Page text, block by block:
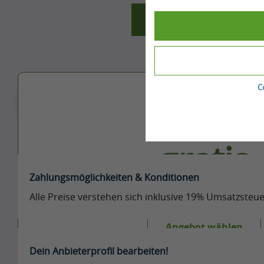
gratis
Angebot wählen
Zahlungsmöglichkeiten & Konditionen
Alle Preise verstehen sich inklusive 19%
Dein Anbieterprofil bearbeiten!